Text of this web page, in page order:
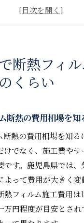
右する断熱フィルム
ルム断熱を選ぶときの
熱の違いを費用面か
フィルム断熱の性能
選びで重視すべきポ
ルムの費用対効果を
有の気候に合う断熱
断熱フィ
くらい
断熱の費用相場を知
断熱の費用相場を知る
けでなく、施工費やサ
です。鹿児島県では
よって費用が大きく
熱フィルム施工費用は
万円程度が目安とさ